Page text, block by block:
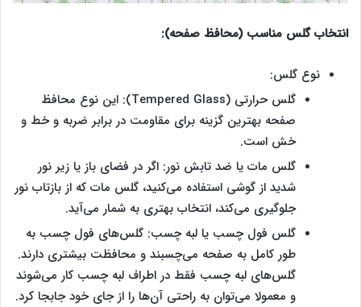
انتخاب گلس مناسب (محافظ صفحه):
نوع گلس:
گلس حرارتی (Tempered Glass): این نوع محافظ
صفحه بهترین گزینه برای مقاومت در برابر ضربه و خط و
خش است.
گلس مات یا ضد تابش نور: اگر در فضای باز یا زیر نور
شدید از گوشی استفاده می‌کنید، گلس مات که از بازتاب نور
جلوگیری می‌کند، انتخاب بهتری به شمار‌‌‌ می‌آید.
گلس فول چسب یا لبه چسب: گلس‌های فول چسب به
طور کامل به صفحه می‌چسبند و محافظت بیشتری دارند.
گلس‌های لبه چسب فقط در اطراف لبه چسب کار‌‌‌ می‌شوند
و معمولا‌‌‌ می‌توان به راحتی آن‌‌‌‌ها را از جای خود جابجا کرد.